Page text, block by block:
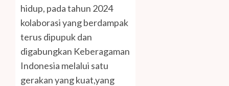
hidup, pada tahun 2024
kolaborasi yang berdampak
terus dipupuk dan
digabungkan Keberagaman
Indonesia melalui satu
gerakan yang kuat,yang